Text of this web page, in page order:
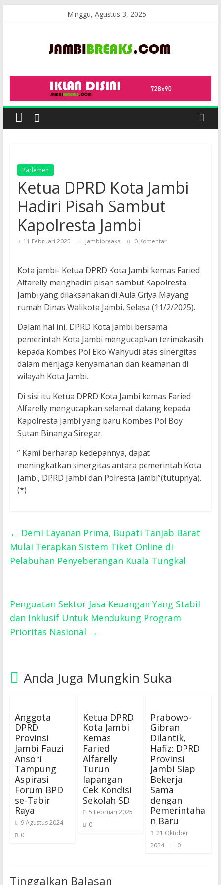
Minggu, Agustus 3, 2025
JambiBreaks
Parlemen
Ketua DPRD Kota Jambi
Hadiri Pisah Sambut
Kapolresta Jambi
11 Februari 2025 Jambibreaks 0 Komentar
Kota jambi- Ketua DPRD Kota Jambi kemas Faried
Alfarelly menghadiri pisah sambut Kapolresta
Jambi yang dilaksanakan di Aula Griya Mayang
rumah Dinas Walikota Jambi, Selasa (11/2/2025).
Dalam hal ini, DPRD Kota Jambi bersama
pemerintah Kota Jambi mengucapkan terimakasih
kepada Kombes Pol Eko Wahyudi atas sinergitas
dalam menjaga kenyamanan dan keamanan di
wilayah Kota Jambi.
Di sisi itu Ketua DPRD Kota Jambi kemas Faried
Alfarelly mengucapkan selamat datang kepada
Kapolresta Jambi yang baru Kombes Pol Boy
Sutan Binanga Siregar.
” Kami berharap kedepannya, dapat
meningkatkan sinergitas antara pemerintah Kota
Jambi, DPRD Jambi dan Polresta Jambi”(tutupnya).
(*)
← Demi Layanan Prima, Bupati Tanjab Barat
Mulai Terapkan Sistem Tiket Online di
Pelabuhan Penyeberangan Kuala Tungkal
Penguatan Sektor Jasa Keuangan Yang Stabil
dan Inklusif Untuk Mendukung Program
Prioritas Nasional →
Anda Juga Mungkin Suka
Anggota
DPRD
Provinsi
Jambi Fauzi
Ansori
Tampung
Aspirasi
Forum BPD
se-Tabir
Raya
9 Agustus 2024
0
Ketua DPRD
Kota Jambi
Kemas
Faried
Alfarelly
Turun
lapangan
Cek Kondisi
Sekolah SD
5 Februari 2025
0
Prabowo-
Gibran
Dilantik,
Hafiz: DPRD
Provinsi
Jambi Siap
Bekerja
Sama
dengan
Pemerintaha
n Baru
21 Oktober
2024
0
Tinggalkan Balasan